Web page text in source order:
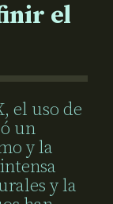
el
el uso de
un
y la
y la